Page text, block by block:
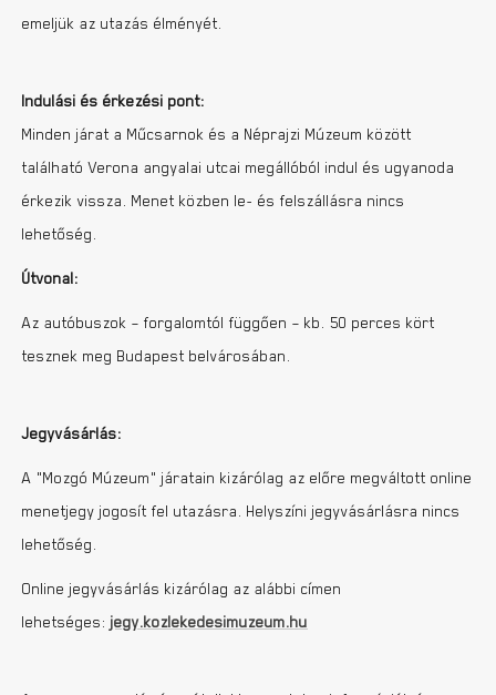
emeljük az utazás élményét.
Indulási és érkezési pont:
Minden járat a Műcsarnok és a Néprajzi Múzeum között
található Verona angyalai utcai megállóból indul és ugyanoda
érkezik vissza. Menet közben le- és felszállásra nincs
lehetőség.
Útvonal:
Az autóbuszok – forgalomtól függően – kb. 50 perces kört
tesznek meg Budapest belvárosában.
Jegyvásárlás:
A „Mozgó Múzeum” járatain kizárólag az előre megváltott online
menetjegy jogosít fel utazásra. Helyszíni jegyvásárlásra nincs
lehetőség.
Online jegyvásárlás kizárólag az alábbi címen
lehetséges: jegy.kozlekedesimuzeum.hu